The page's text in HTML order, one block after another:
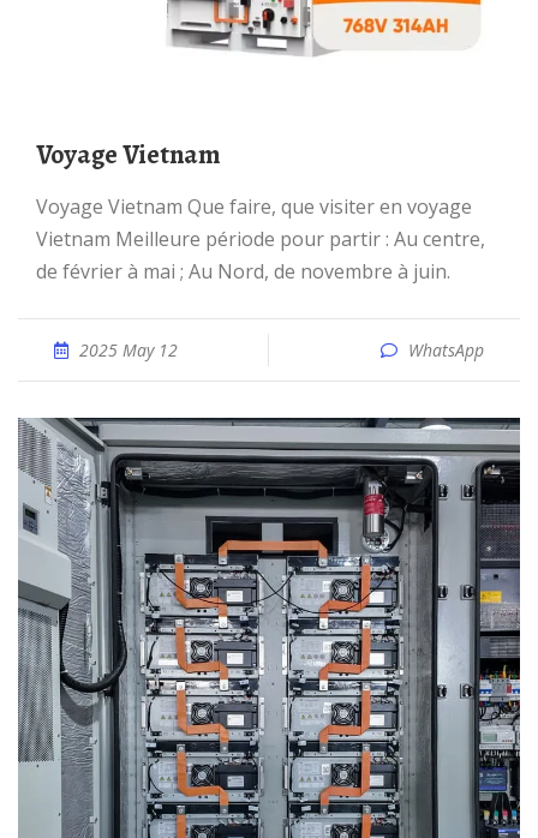
Voyage Vietnam
Voyage Vietnam Que faire, que visiter en voyage
Vietnam Meilleure période pour partir : Au centre,
de février à mai ; Au Nord, de novembre à juin.
2025 May 12 WhatsApp